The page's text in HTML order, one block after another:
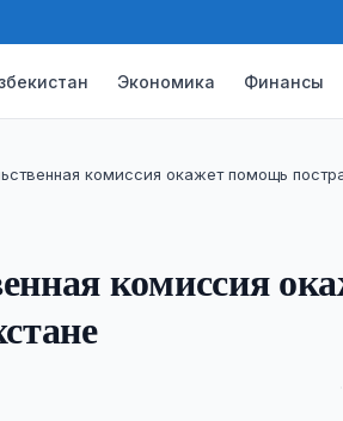
Экономика Финансы
комиссия окажет помощь
комиссия